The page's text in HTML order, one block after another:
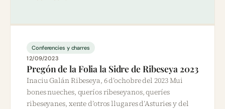
Conferencies y charres
12/09/2023
Pregón de la Folia la Sidre de Ribeseya 2023
Inaciu Galán Ribeseya, 6 d’ochobre del 2023 Mui
bones nueches, queríos ribeseyanos, queríes
ribeseyanes, xente d’otros llugares d’Asturies y del